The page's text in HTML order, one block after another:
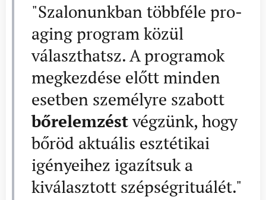
"Szalonunkban többféle pro-
aging program közül
választhatsz. A programok
megkezdése előtt minden
esetben személyre szabott
bőrelemzéstvégzünk, hogy
bőröd aktuális esztétikai
igényeihez igazítsuk a
kiválasztott szépségrituálét."